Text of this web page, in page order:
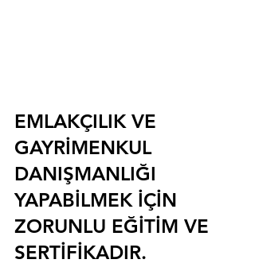
EMLAKÇILIK VE
GAYRİMENKUL
DANIŞMANLIĞI
YAPABİLMEK İÇİN
ZORUNLU EĞİTİM VE
SERTİFİKADIR.